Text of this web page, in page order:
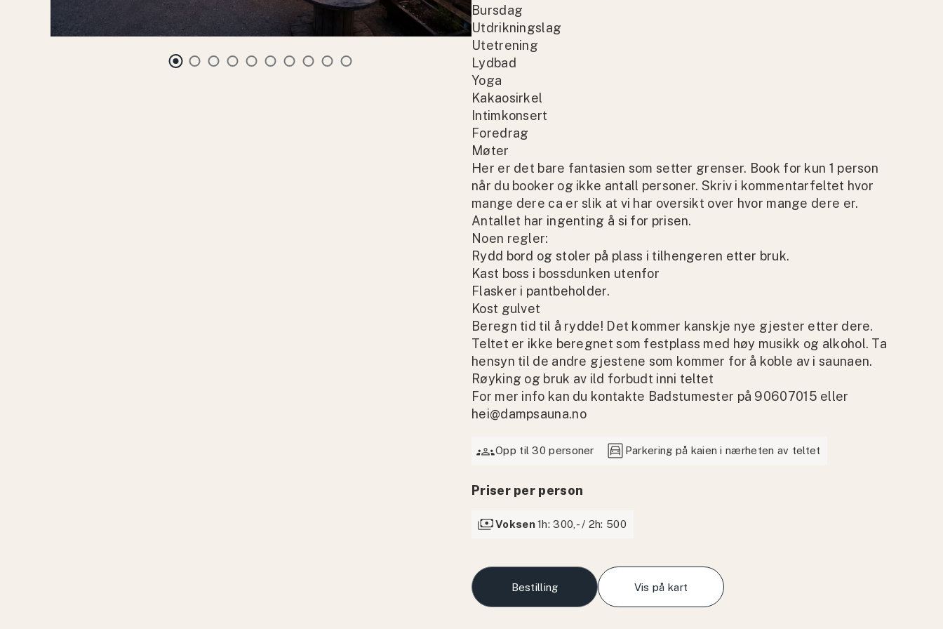
Bursdag
Utdrikningslag
Utetrening
Lydbad
Yoga
Kakaosirkel
Intimkonsert
Foredrag
Møter
Her er det bare fantasien som setter grenser. Book for kun 1 person
når du booker og ikke antall personer. Skriv i kommentarfeltet hvor
mange dere ca er slik at vi har oversikt over hvor mange dere er.
Antallet har ingenting å si for prisen.
Noen regler:
Rydd bord og stoler på plass i tilhengeren etter bruk.
Kast boss i bossdunken utenfor
Flasker i pantbeholder.
Kost gulvet
Beregn tid til å rydde! Det kommer kanskje nye gjester etter dere.
Teltet er ikke beregnet som festplass med høy musikk og alkohol. Ta
hensyn til de andre gjestene som kommer for å koble av i saunaen.
Røyking og bruk av ild forbudt inni teltet
For mer info kan du kontakte Badstumester på 90607015 eller
hei@dampsauna.no
groupsOpp til 30 personer garage Parkering på kaien i nærheten av teltet
Priser per person
paymentsVoksen1h: 300,- / 2h: 500
Bestilling Vis på kart